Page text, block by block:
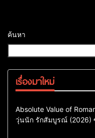
ค้นหา
เรื่องมาใหม่
Comedy
Drama
ซีรี่ย์เกาหลี
Absolute Value of
วุ่นนัก รักสัมบูรณ์ (2026)